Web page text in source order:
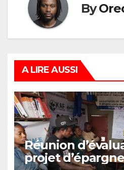
By
A LIRE AUSSI
Réunion
projet